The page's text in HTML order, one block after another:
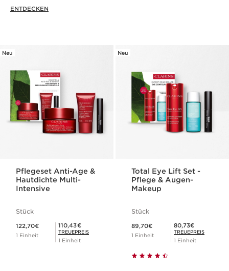
ENTDECKEN
Neu
Pflegeset Anti-Age &
Hautdichte Multi-
Intensive
Stück
122,70€
1 Einheit
Mitgliederpreis 110,43€
110,43€
TREUEPREIS
1 Einheit
Neu
Total Eye Lift Set -
Pflege & Augen-
Makeup
Stück
89,70€
1 Einheit
Mitgliederpreis 80,73€
80,73€
TREUEPREIS
1 Einheit